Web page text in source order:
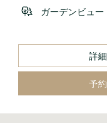
ガーデンビュー
詳細
予約